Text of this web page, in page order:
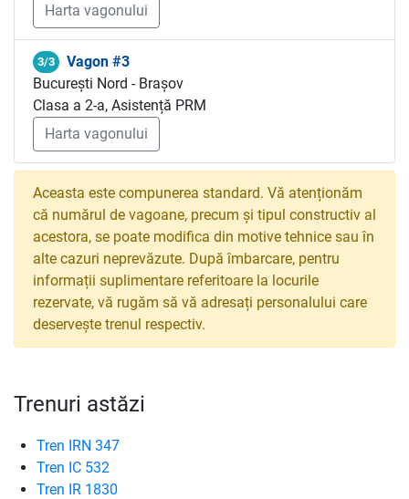
Harta vagonului
3/3
Vagon #3
București Nord - Brașov
Clasa a 2-a, Asistență PRM
Harta vagonului
Aceasta este compunerea standard. Vă atenționăm
că numărul de vagoane, precum și tipul constructiv al
acestora, se poate modifica din motive tehnice sau în
alte cazuri neprevăzute. După îmbarcare, pentru
informații suplimentare referitoare la locurile
rezervate, vă rugăm să vă adresați personalului care
deservește trenul respectiv.
Trenuri astăzi
Tren IRN 347
Tren IC 532
Tren IR 1830